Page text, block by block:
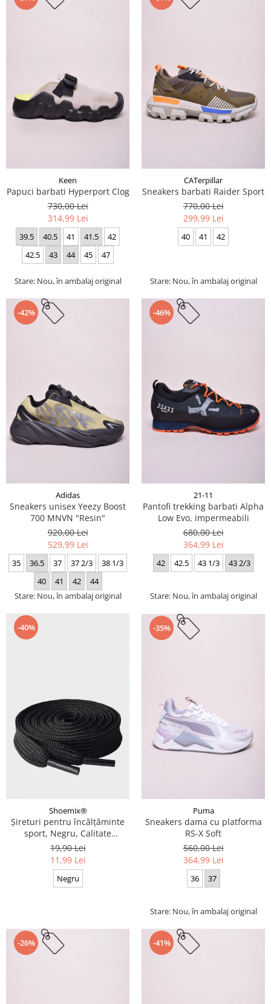
Keen
Papuci barbati Hyperport Clog
730,00 Lei
314,99 Lei
39.5 40.5 41 41.5
42
42.5
43 44 45 47
Stare: Nou, în ambalaj original
CATerpillar
Sneakers barbati Raider Sport
770,00 Lei
299,99 Lei
40 41 42
Stare: Nou, în ambalaj original
-42%
Adidas
Sneakers unisex Yeezy Boost
700 MNVN "Resin"
920,00 Lei
529,99 Lei
35 36.5 37 37 2/3
38 1/3
40
41 42
44
Stare: Nou, în ambalaj original
-46%
21-11
Pantofi trekking barbati Alpha
Low Evo, impermeabili
680,00 Lei
364,99 Lei
42 42.5 43 1/3 43 2/3
Stare: Nou, în ambalaj original
-40%
Shoemix®
Șireturi pentru încălțăminte
sport, Negru, Calitate
premium, 110 cm x 0.8 cm
19,90 Lei
11,99 Lei
Negru
-35%
Puma
Sneakers dama cu platforma
RS-X Soft
560,00 Lei
364,99 Lei
36 37
Stare: Nou, în ambalaj original
-26% -41%